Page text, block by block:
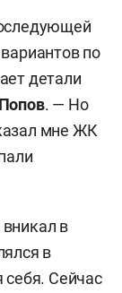
по
детали
. — Но
мне ЖК
в
в
себя. Сейчас